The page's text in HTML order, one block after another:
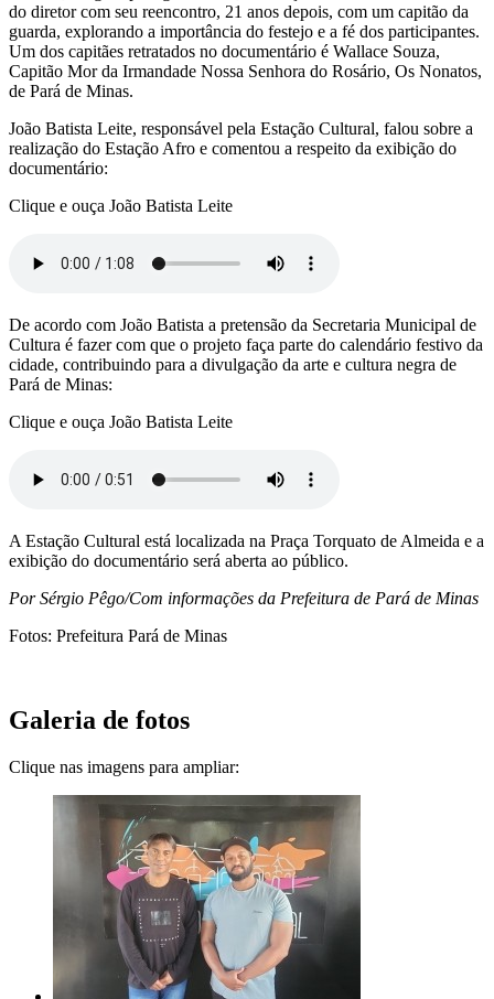
do diretor com seu reencontro, 21 anos depois, com um capitão da
guarda, explorando a importância do festejo e a fé dos participantes.
Um dos capitães retratados no documentário é Wallace Souza,
Capitão Mor da Irmandade Nossa Senhora do Rosário, Os Nonatos,
de Pará de Minas.
João Batista Leite, responsável pela Estação Cultural, falou sobre a
realização do Estação Afro e comentou a respeito da exibição do
documentário:
Clique e ouça João Batista Leite
De acordo com João Batista a pretensão da Secretaria Municipal de
Cultura é fazer com que o projeto faça parte do calendário festivo da
cidade, contribuindo para a divulgação da arte e cultura negra de
Pará de Minas:
Clique e ouça João Batista Leite
A Estação Cultural está localizada na Praça Torquato de Almeida e a
exibição do documentário será aberta ao público.
Por Sérgio Pêgo/Com informações da Prefeitura de Pará de Minas
Fotos: Prefeitura Pará de Minas
Galeria de fotos
Clique nas imagens para ampliar: